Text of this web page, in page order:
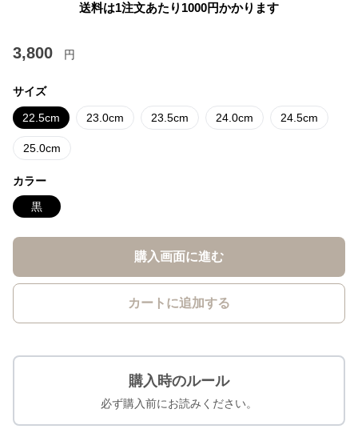
送料は1注文あたり 1000円かかります
3,800 円
サイズ
22.5cm 23.0cm 23.5cm 24.0cm 24.5cm
25.0cm
カラー
黒
購入画面に進む
カートに追加する
購入時のルール
必ず購入前にお読みください。